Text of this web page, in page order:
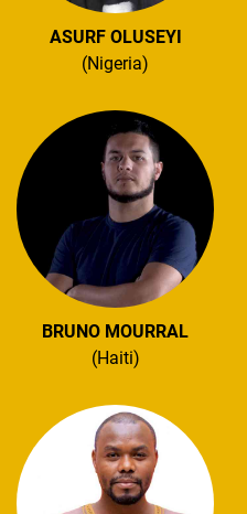
ASURF OLUSEYI
(Nigeria)
BRUNO MOURRAL
(Haiti)